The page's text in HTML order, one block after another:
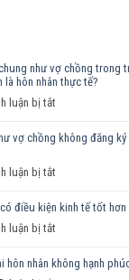
như vợ chồng trong
là hôn nhân thực tế?
luận bị tắt
nữ
vợ
trường
vợ chồng không đăng
luận bị tắt
chung
chồng
điều kiện kinh tế tốt
luận bị tắt
phải
hôn nhân không hạnh